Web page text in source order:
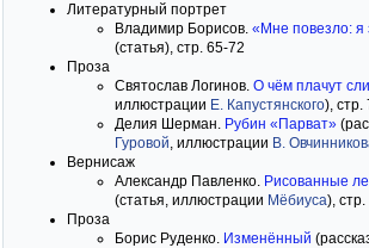
Литературный портрет
Владимир Борисов. «Мне повезло:
(статья), стр. 65-72
Проза
Святослав Логинов. О чём плачут
иллюстрации Е. Капустянского), стр.
Делия Шерман. Рубин «Парват»
Гуровой, иллюстрации В.
Вернисаж
Александр Павленко. Рисованные
(статья, иллюстрации Мёбиуса),
Проза
Борис Руденко. Изменённый